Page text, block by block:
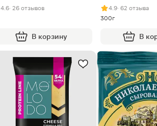
4.6· 26 отзывов
В корзину
4.9· 62 отзыва
300г
В